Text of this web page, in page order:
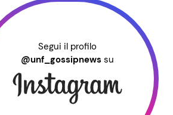
Segui il profilo
@unf_gossipnews su